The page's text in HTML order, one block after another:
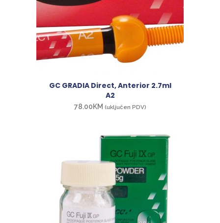
GC GRADIA Direct, Anterior 2.7ml
A2
78.00KM (uključen PDV)